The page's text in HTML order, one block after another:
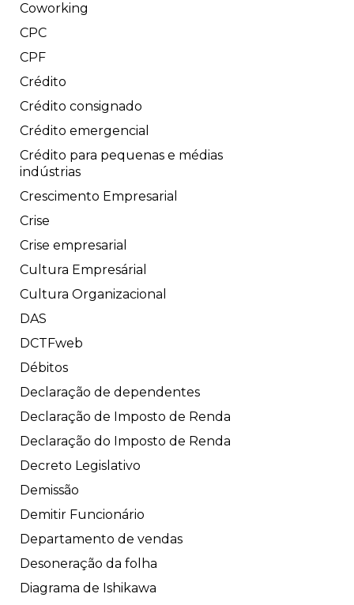
Coworking
CPC
CPF
Crédito
Crédito consignado
Crédito emergencial
Crédito para pequenas e médias
indústrias
Crescimento Empresarial
Crise
Crise empresarial
Cultura Empresárial
Cultura Organizacional
DAS
DCTFweb
Débitos
Declaração de dependentes
Declaração de Imposto de Renda
Declaração do Imposto de Renda
Decreto Legislativo
Demissão
Demitir Funcionário
Departamento de vendas
Desoneração da folha
Diagrama de Ishikawa